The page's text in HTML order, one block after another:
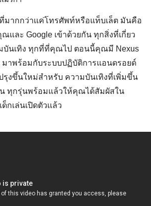
มากกว่าเเค่โทรศัพท์หรือแท็บเล็ต มันคือ
และ Google เข้าด้วยกัน ทุกสิ่งที่เกี่ยว
บันเทิง ทุกที่ที่คุณไป ตอนนี้คุณมี Nexus
มาพร้อมกับระบบปฏิบัติการแอนดรอยด์
รุงขึ้นใหม่สำหรับ ความบันเทิงที่เพิ่มขึ้น
น ทุกรุ่นพร้อมแล้วให้คุณได้สัมผัสใน
กเล่นเปิดตัวเเล้ว